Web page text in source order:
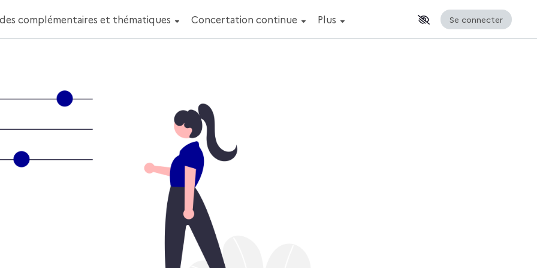
complémentaires et thématiques Concertation continue Afficher la suite du menu
Plus Se connecter